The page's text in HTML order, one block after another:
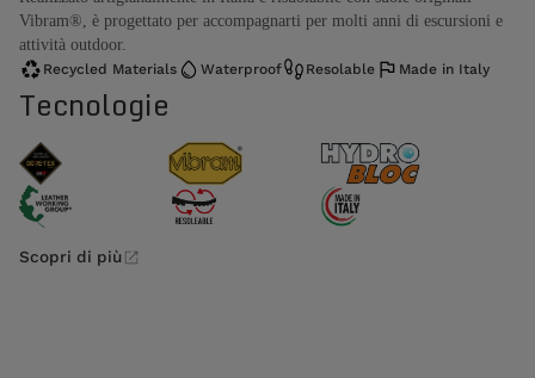
Vibram®, è progettato per accompagnarti per molti anni di escursioni e
attività outdoor.
Recycled Materials Waterproof Resolable Made in Italy
Tecnologie
Scopri di più